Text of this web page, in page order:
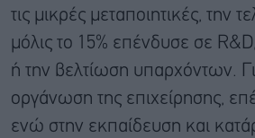
τις μικρές μεταποιητικές, την
μόλις το 15% επένδυσε σε
ή την βελτίωση υπαρχόντων.
οργάνωση της επιχείρησης,
ενώ στην εκπαίδευση και